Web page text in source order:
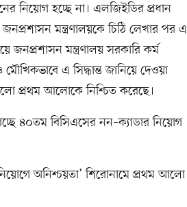
নিয়োগ হচ্ছে না। এলজিইডির প্রধান
মন্ত্রণালয়কে চিঠি লেখার পর এ
জনপ্রশাসন মন্ত্রণালয় সরকারি কর্ম
এ সিদ্ধান্ত জানিয়ে দেওয়া
প্রথম আলোকে নিশ্চিত করেছে।
৪০তম বিসিএসের নন–ক্যাডার নিয়োগ
অনিশ্চয়তা’ শিরোনামে প্রথম আলো